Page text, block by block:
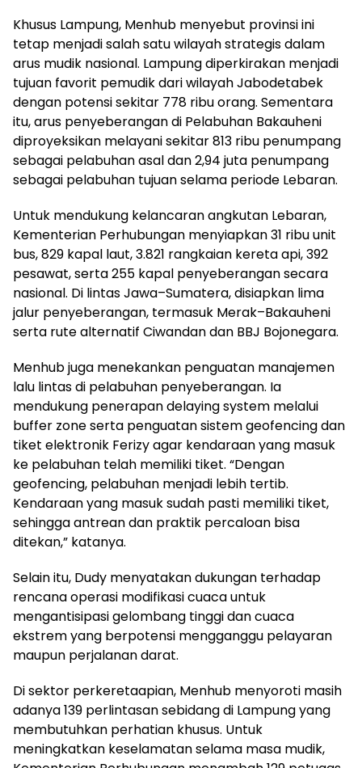
Khusus Lampung, Menhub menyebut provinsi ini
tetap menjadi salah satu wilayah strategis dalam
arus mudik nasional. Lampung diperkirakan menjadi
tujuan favorit pemudik dari wilayah Jabodetabek
dengan potensi sekitar 778 ribu orang. Sementara
itu, arus penyeberangan di Pelabuhan Bakauheni
diproyeksikan melayani sekitar 813 ribu penumpang
sebagai pelabuhan asal dan 2,94 juta penumpang
sebagai pelabuhan tujuan selama periode Lebaran.
Untuk mendukung kelancaran angkutan Lebaran,
Kementerian Perhubungan menyiapkan 31 ribu unit
bus, 829 kapal laut, 3.821 rangkaian kereta api, 392
pesawat, serta 255 kapal penyeberangan secara
nasional. Di lintas Jawa–Sumatera, disiapkan lima
jalur penyeberangan, termasuk Merak–Bakauheni
serta rute alternatif Ciwandan dan BBJ Bojonegara.
Menhub juga menekankan penguatan manajemen
lalu lintas di pelabuhan penyeberangan. Ia
mendukung penerapan delaying system melalui
buffer zone serta penguatan sistem geofencing dan
tiket elektronik Ferizy agar kendaraan yang masuk
ke pelabuhan telah memiliki tiket. “Dengan
geofencing, pelabuhan menjadi lebih tertib.
Kendaraan yang masuk sudah pasti memiliki tiket,
sehingga antrean dan praktik percaloan bisa
ditekan,” katanya.
Selain itu, Dudy menyatakan dukungan terhadap
rencana operasi modifikasi cuaca untuk
mengantisipasi gelombang tinggi dan cuaca
ekstrem yang berpotensi mengganggu pelayaran
maupun perjalanan darat.
Di sektor perkeretaapian, Menhub menyoroti masih
adanya 139 perlintasan sebidang di Lampung yang
membutuhkan perhatian khusus. Untuk
meningkatkan keselamatan selama masa mudik,